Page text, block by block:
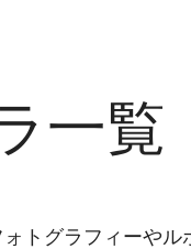
一覧
トグラフィーや